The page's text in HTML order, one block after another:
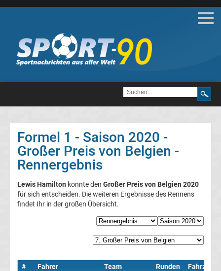
Motorsport
Formel
MotoGP
Formel
Alle
Weltmeister
Formel 1 - Saison 2020 -
Großer Preis von Belgien -
Rennergebnis
Lewis Hamilton konnte den Großer Preis von Belgien 2020
für sich entscheiden. Die weiteren Ergebnisse des Rennens
findet Ihr in der großen Übersicht.
# Fahrer Team Runden
Fahrzeit